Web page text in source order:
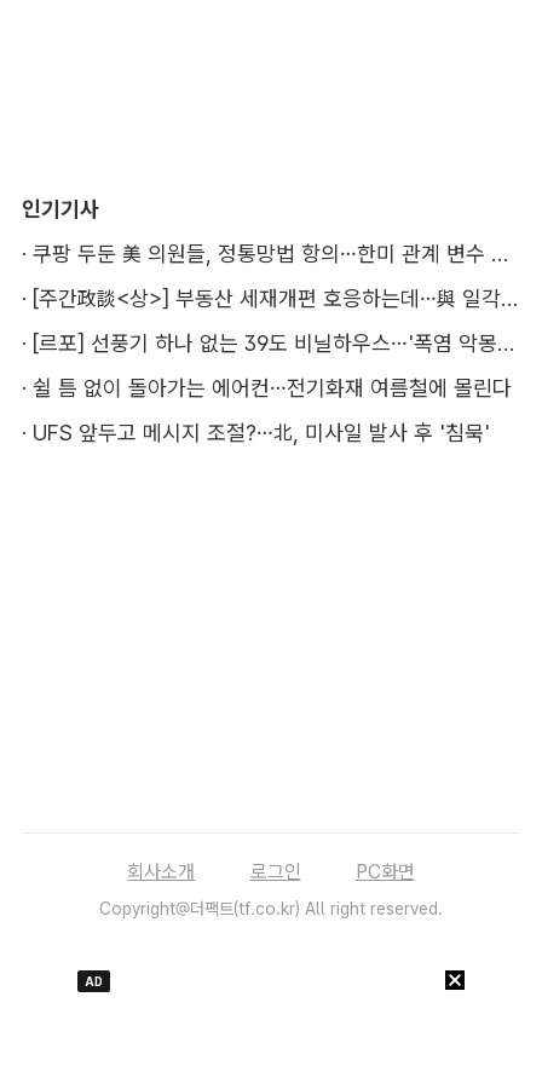
인기기사
·
쿠팡 두둔 美 의원들, 정통망법 항의…한미 관계 변수 될까
·
[주간政談<상>] 부동산 세재개편 호응하는데…與 일각의 속내
·
[르포] 선풍기 하나 없는 39도 비닐하우스…'폭염 악몽' 꾸는 이주노동자
· 쉴 틈 없이 돌아가는 에어컨…전기화재 여름철에 몰린다
· UFS 앞두고 메시지 조절?…北, 미사일 발사 후 '침묵'
회사소개 로그인 PC화면
Copyright@더팩트(tf.co.kr) All right reserved.
AD